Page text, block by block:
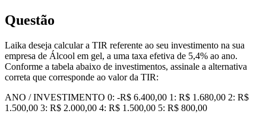
Questão
Laika deseja calcular a TIR referente ao seu investimento na sua
empresa de Álcool em gel, a uma taxa efetiva de 5,4% ao ano.
Conforme a tabela abaixo de investimentos, assinale a alternativa
correta que corresponde ao valor da TIR:
ANO / INVESTIMENTO 0: -R$ 6.400,00 1: R$ 1.680,00 2: R$
1.500,00 3: R$ 2.000,00 4: R$ 1.500,00 5: R$ 800,00